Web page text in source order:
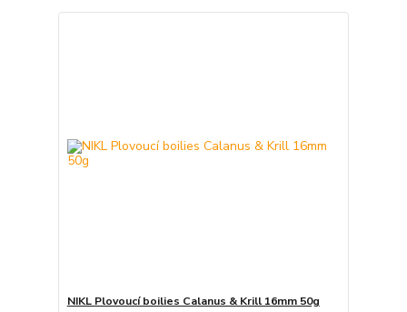
NIKL Plovoucí boilies Calanus & Krill 16mm 50g